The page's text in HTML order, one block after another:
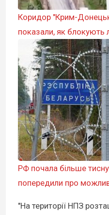
Коридор "Крим-
показали, як блокують
РФ почала більше
попередили про
"На території НПЗ